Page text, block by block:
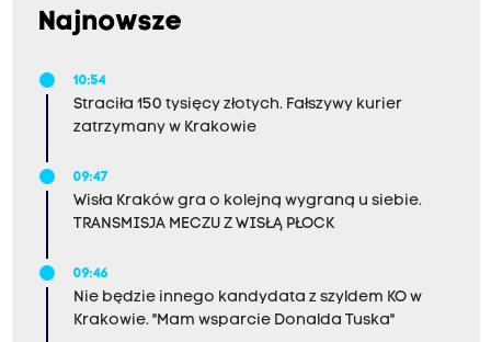
Najnowsze
10:54
Straciła 150 tysięcy złotych. Fałszywy kurier
zatrzymany w Krakowie
09:47
Wisła Kraków gra o kolejną wygraną u siebie.
TRANSMISJA MECZU Z WISŁĄ PŁOCK
09:46
Nie będzie innego kandydata z szyldem KO w
Krakowie. "Mam wsparcie Donalda Tuska"